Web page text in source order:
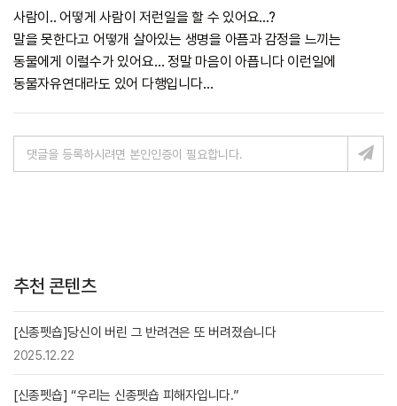
사람이.. 어떻게 사람이 저런일을 할 수 있어요…?
말을 못한다고 어떻개 살아있는 생명을 아픔과 감정을 느끼는
동물에게 이럴수가 있어요… 정말 마음이 아픕니다 이런일에
동물자유연대라도 있어 다행입니다…
추천 콘텐츠
[신종펫숍]당신이 버린 그 반려견은 또 버려졌습니다
2025.12.22
[신종펫숍] “우리는 신종펫숍 피해자입니다.”